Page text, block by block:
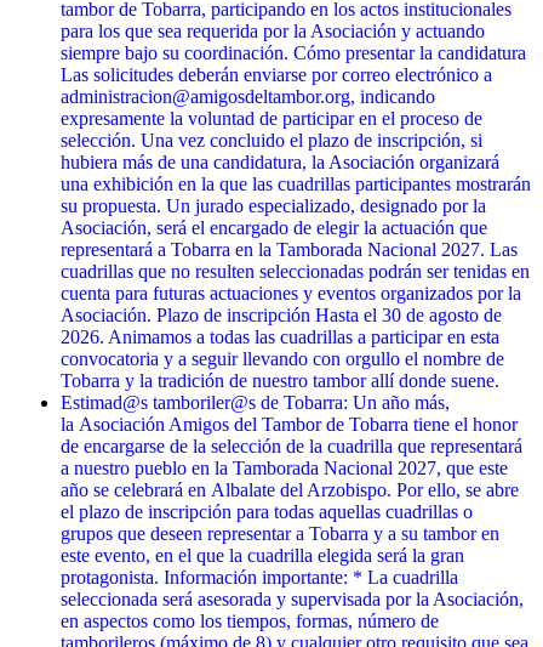
tambor de Tobarra, participando en los actos institucionales
para los que sea requerida por la Asociación y actuando
siempre bajo su coordinación. Cómo presentar la candidatura
Las solicitudes deberán enviarse por correo electrónico a
administracion@amigosdeltambor.org, indicando
expresamente la voluntad de participar en el proceso de
selección. Una vez concluido el plazo de inscripción, si
hubiera más de una candidatura, la Asociación organizará
una exhibición en la que las cuadrillas participantes mostrarán
su propuesta. Un jurado especializado, designado por la
Asociación, será el encargado de elegir la actuación que
representará a Tobarra en la Tamborada Nacional 2027. Las
cuadrillas que no resulten seleccionadas podrán ser tenidas en
cuenta para futuras actuaciones y eventos organizados por la
Asociación. Plazo de inscripción Hasta el 30 de agosto de
2026. Animamos a todas las cuadrillas a participar en esta
convocatoria y a seguir llevando con orgullo el nombre de
Tobarra y la tradición de nuestro tambor allí donde suene.
Estimad@s tamboriler@s de Tobarra: Un año más,
la Asociación Amigos del Tambor de Tobarra tiene el honor
de encargarse de la selección de la cuadrilla que representará
a nuestro pueblo en la Tamborada Nacional 2027, que este
año se celebrará en Albalate del Arzobispo. Por ello, se abre
el plazo de inscripción para todas aquellas cuadrillas o
grupos que deseen representar a Tobarra y a su tambor en
este evento, en el que la cuadrilla elegida será la gran
protagonista. Información importante: * La cuadrilla
seleccionada será asesorada y supervisada por la Asociación,
en aspectos como los tiempos, formas, número de